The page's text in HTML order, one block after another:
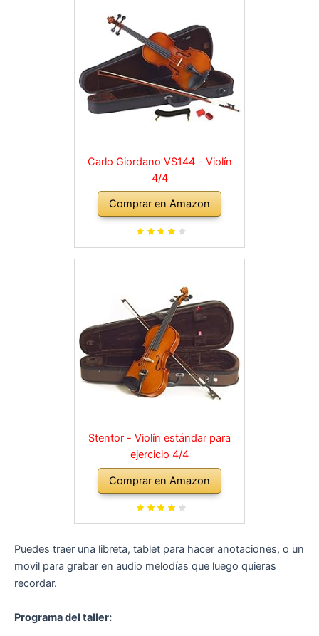
Carlo Giordano VS144 - Violín
4/4
Comprar en Amazon
Stentor - Violín estándar para
ejercicio 4/4
Comprar en Amazon
Puedes traer una libreta, tablet para hacer anotaciones, o un
movil para grabar en audio melodías que luego quieras
recordar.
Programa del taller: